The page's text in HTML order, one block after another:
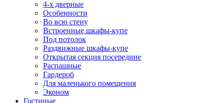
4-х дверные
Особенности
Во всю стену
Встроенные шкафы-купе
Под потолок
Раздвижные шкафы-купе
Открытая секция посередине
Распашные
Гардероб
Для маленького помещения
Эконом
Гостиные